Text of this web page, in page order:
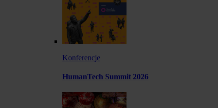
Konferencje
HumanTech Summit 2026